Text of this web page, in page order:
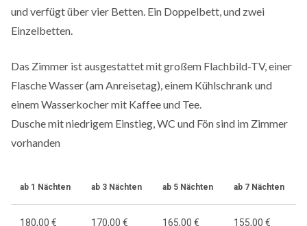
und verfügt über vier Betten. Ein Doppelbett, und zwei
Einzelbetten.
Das Zimmer ist ausgestattet mit großem Flachbild-TV, einer
Flasche Wasser (am Anreisetag), einem Kühlschrank und
einem Wasserkocher mit Kaffee und Tee.
Dusche mit niedrigem Einstieg, WC und Fön sind im Zimmer
vorhanden
ab 1 Nächten ab 3 Nächten ab 5 Nächten ab 7 Nächten
180,00 € 170,00 € 165,00 € 155,00 €